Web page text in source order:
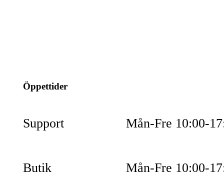
Öppettider
Support Mån-Fre 10:00-
Butik Mån-Fre 10:00-